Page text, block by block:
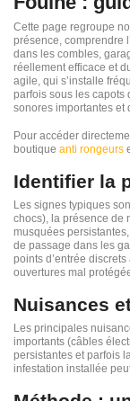
Cette page regroupe
présence, comprendre
dans les combles,
réellement efficace et
agile, qui s’installe
parfois sous les capots
sonores importantes et
Pour accéder
boutique anti rongeurs
Identifier la
Les signes typiques
chocs), la présence de
musquées
de passage dans les
points d’entrée
ouvertures mal
Nuisances
Les principales
importants (câbles
persistantes et parfois
infestation installée